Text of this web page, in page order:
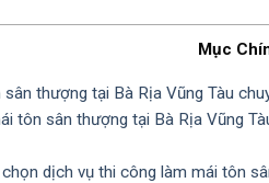
Mục
thượng tại Bà Rịa Vũng Tàu
tôn sân thượng tại Bà Rịa Vũng
dịch vụ thi công làm mái tôn